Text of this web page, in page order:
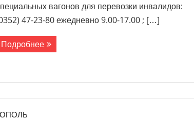
вагонов для перевозки инвалидов:
47-23-80 ежедневно 9.00-17.00 ; […]
Подробнее